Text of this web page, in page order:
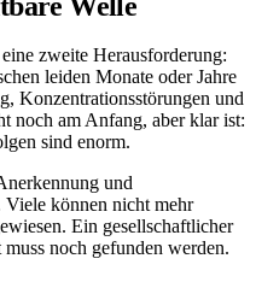
zweite Herausforderung:
leiden Monate oder Jahre
Konzentrationsstörungen und
noch am Anfang, aber klar ist:
sind enorm.
und
Viele können nicht mehr
Ein gesellschaftlicher
noch gefunden werden.